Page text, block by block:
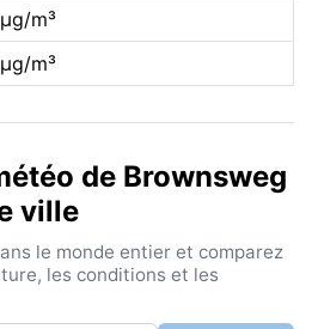
m³
m³
de Brownsweg
ville
le monde entier et comparez
les conditions et les